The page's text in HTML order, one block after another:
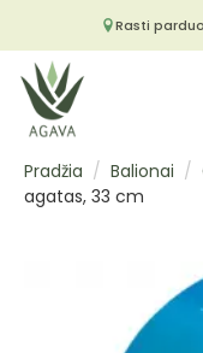
Rasti
Pradžia Balionai
agatas, 33 cm